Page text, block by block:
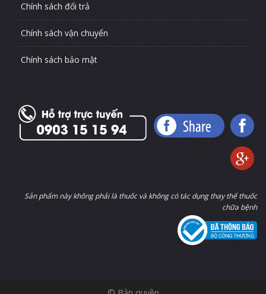
Chính sách vận chuyển
Chính sách bảo mật
chữa bệnh